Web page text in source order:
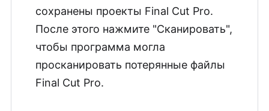
сохранены проекты Final Cut Pro.
После этого нажмите "Сканировать",
чтобы программа могла
просканировать потерянные файлы
Final Cut Pro.